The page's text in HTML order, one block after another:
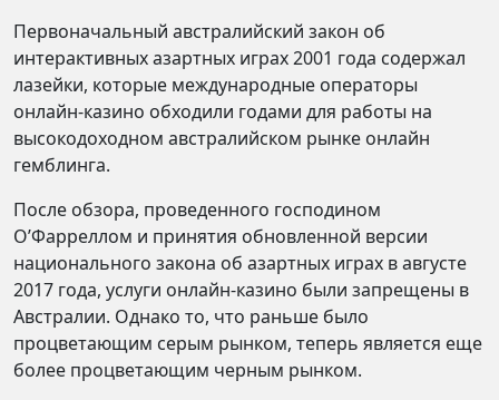
Первоначальный австралийский закон об
интерактивных азартных играх 2001 года содержал
лазейки, которые международные операторы
онлайн-казино обходили годами для работы на
высокодоходном австралийском рынке онлайн
гемблинга.
После обзора, проведенного господином
О’Фарреллом и принятия обновленной версии
национального закона об азартных играх в августе
2017 года, услуги онлайн-казино были запрещены в
Австралии. Однако то, что раньше было
процветающим серым рынком, теперь является еще
более процветающим черным рынком.